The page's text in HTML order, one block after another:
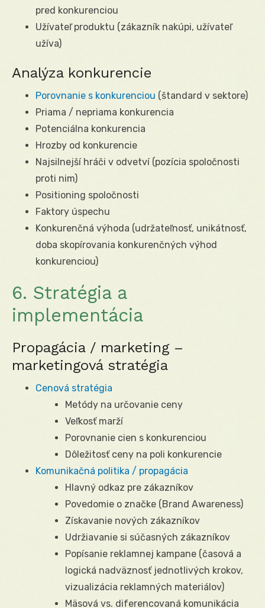
pred konkurenciou
Užívateľ produktu (zákazník nakúpi, užívateľ
užíva)
Analýza konkurencie
Porovnanie s konkurenciou (štandard v sektore)
Priama / nepriama konkurencia
Potenciálna konkurencia
Hrozby od konkurencie
Najsilnejší hráči v odvetví (pozícia spoločnosti
proti nim)
Positioning spoločnosti
Faktory úspechu
Konkurenčná výhoda (udržateľnosť, unikátnosť,
doba skopírovania konkurenčných výhod
konkurenciou)
6. Stratégia a
implementácia
Propagácia / marketing –
marketingová stratégia
Cenová stratégia
Metódy na určovanie ceny
Veľkosť marží
Porovnanie cien s konkurenciou
Dôležitosť ceny na poli konkurencie
Komunikačná politika / propagácia
Hlavný odkaz pre zákazníkov
Povedomie o značke (Brand Awareness)
Získavanie nových zákazníkov
Udržiavanie si súčasných zákazníkov
Popísanie reklamnej kampane (časová a
logická nadväznosť jednotlivých krokov,
vizualizácia reklamných materiálov)
Mäsová vs. diferencovaná komunikácia